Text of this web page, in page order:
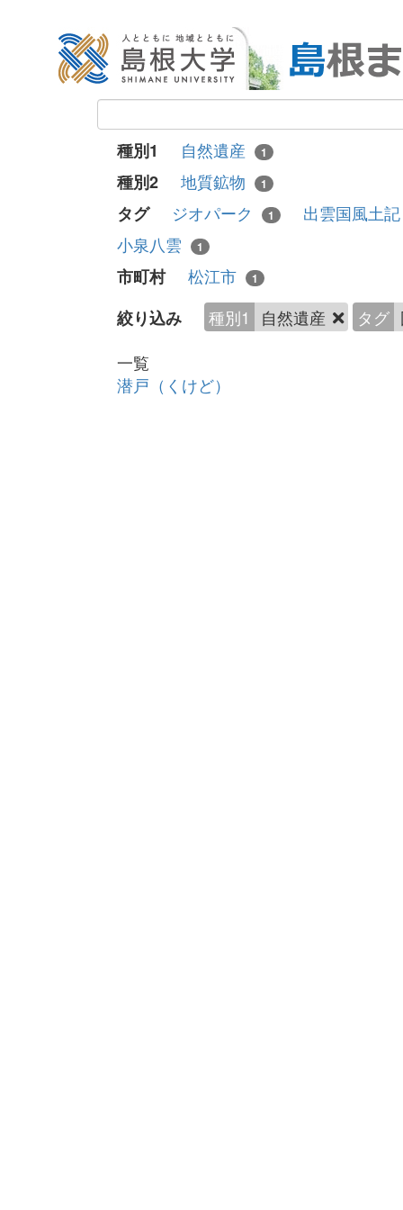
種別1 自然遺産 1
種別2 地質鉱物 1
タグ ジオパーク 1
出雲国風土
小泉八雲
1
市町村 松江市 1
絞り込み 種別1 自然遺産 タグ
一覧
潜戸（くけど）